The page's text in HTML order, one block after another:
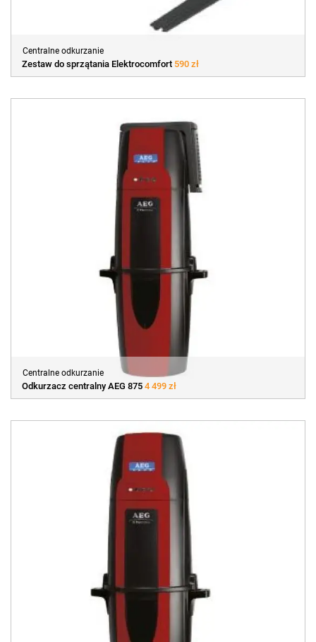
Centralne odkurzanie
Zestaw do sprzątania Elektrocomfort 590 zł
Centralne odkurzanie
Odkurzacz centralny AEG 875 4 499 zł